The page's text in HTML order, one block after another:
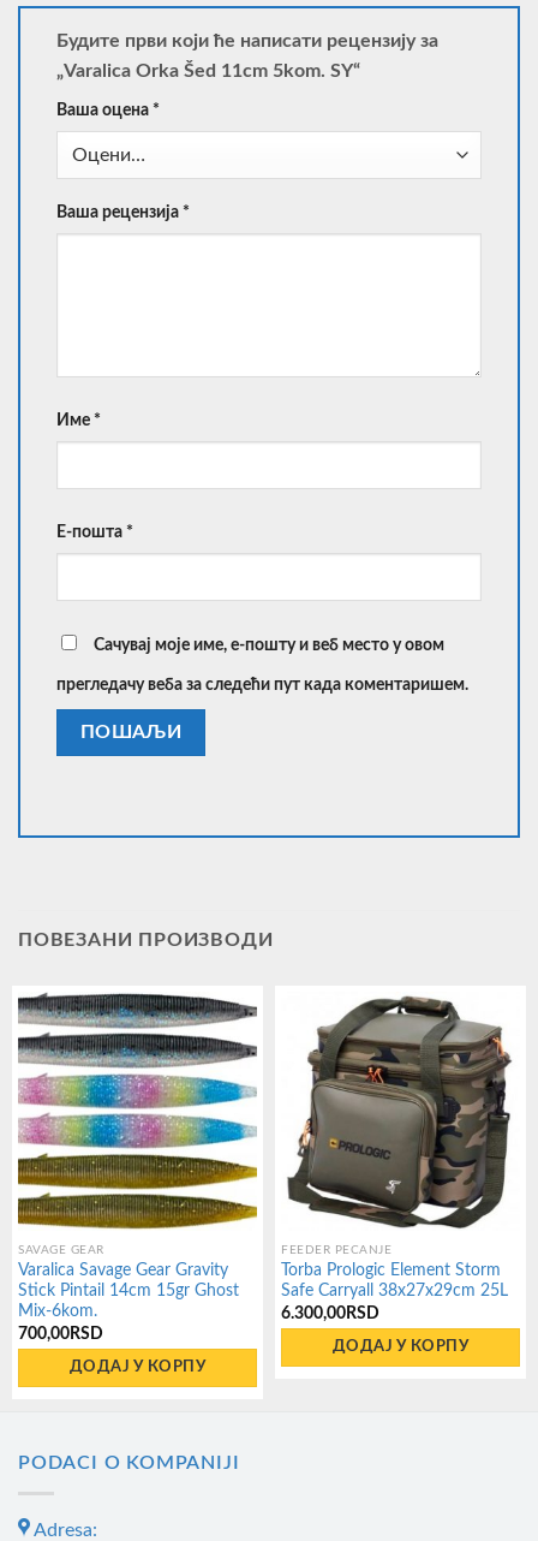
Будите први који ће написати рецензију за
„Varalica Orka Šed 11cm 5kom. SY“
Ваша оцена *
Ваша рецензија *
Име *
Е-пошта *
Сачувај моје име, е-пошту и веб место у овом
прегледачу веба за следећи пут када коментаришем.
ПОВЕЗАНИ ПРОИЗВОДИ
SAVAGE GEAR
Varalica Savage Gear Gravity
Stick Pintail 14cm 15gr Ghost
Mix-6kom.
700,00 RSD
ДОДАЈ У КОРПУ
FEEDER PECANJE
Torba Prologic Element Storm
Safe Carryall 38x27x29cm 25L
6.300,00 RSD
ДОДАЈ У КОРПУ
PODACI O KOMPANIJI
Adresa: